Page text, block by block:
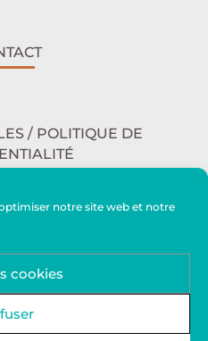
notre site web et notre
cookies
/ POLITIQUE DE